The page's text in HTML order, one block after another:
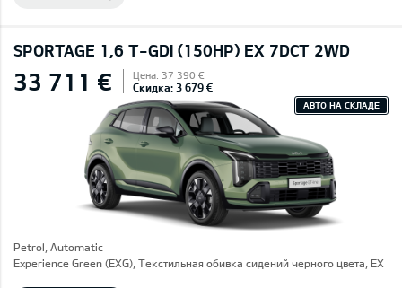
SPORTAGE 1,6 T-GDI (150HP) EX 7DCT 2WD
33 711 € Цена: 37 390 €
Скидка: 3 679 €
АВТО НА СКЛАДЕ
Petrol, Automatic
Experience Green (EXG), Текстильная обивка сидений черного цвета, EX